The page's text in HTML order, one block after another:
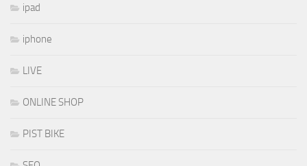
ipad
iphone
LIVE
ONLINE SHOP
PIST BIKE